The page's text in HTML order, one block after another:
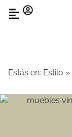
Estás en: Estilo »